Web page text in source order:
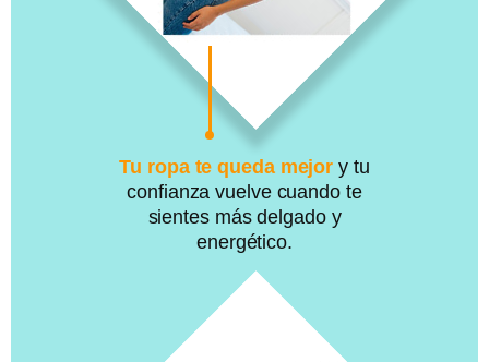
Tu ropa te queda mejory tu
confianza vuelve cuando te
sientes más delgado y
energético.